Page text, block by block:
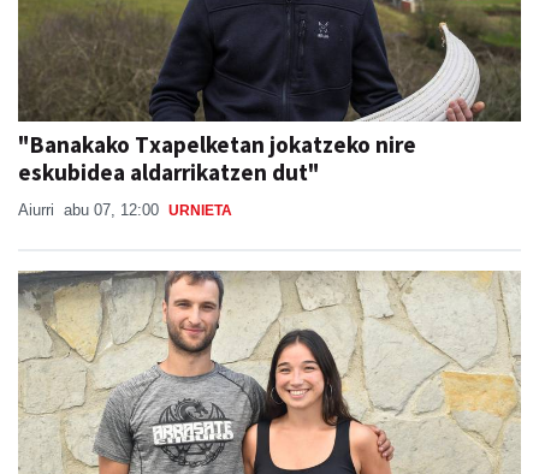
"Banakako Txapelketan jokatzeko nire
eskubidea aldarrikatzen dut"
Aiurri abu 07, 12:00 URNIETA